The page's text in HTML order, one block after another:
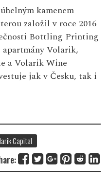
kamenem
založil v roce 2016
Bottling Printing
Volarik,
a Volarik Wine
jak v Česku, tak i
Capital